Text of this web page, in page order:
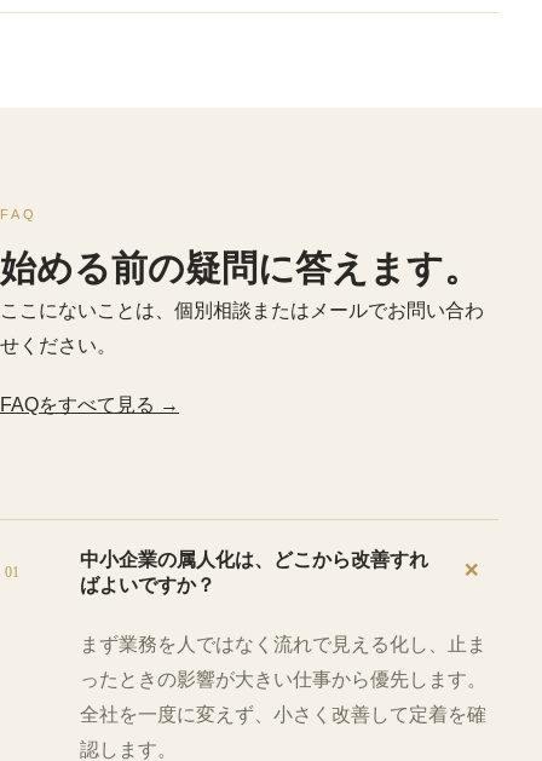
FAQ
始める前の疑問に答えます。
ここにないことは、個別相談またはメールでお問い合わ
せください。
FAQをすべて見る →
01
中小企業の属人化は、どこから改善すれ
ばよいですか？
＋
まず業務を人ではなく流れで見える化し、止ま
ったときの影響が大きい仕事から優先します。
全社を一度に変えず、小さく改善して定着を確
認します。